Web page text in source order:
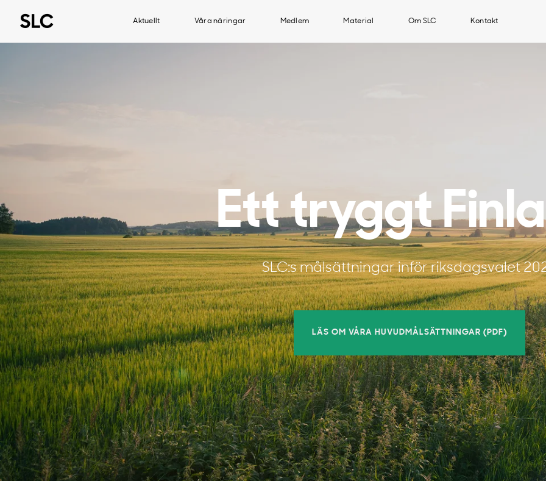
Aktuellt Våra näringar Medlem Material Om SLC Kontakt
Ett tryggt
SLC:s målsättningar inför riksdagsvalet
LÄS OM VÅRA HUVUDMÅLSÄTTNINGAR (PDF)